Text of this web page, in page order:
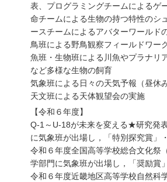
表、プログラミングチームによるゲ
命チームによる生物の持つ特性のシ
ースチームによるアバターワールド
鳥班による野鳥観察フィールドワー
魚班・生物班による川魚やプラナリ
など多様な生物の飼育
気象班による日々の天気予報（昼休
天文班による天体観望会の実施
【令和６年度】
Q-1～U-18が未来を変える★研究発
に気象班が出場し，「特別探究賞」
令和６年度全国高等学校総合文化祭
学部門に気象班が出場し，「奨励賞
令和６年度近畿地区高等学校自然科